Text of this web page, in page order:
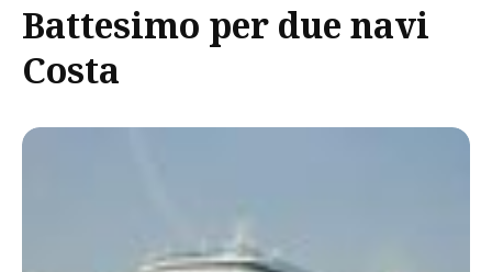
Battesimo per due navi
Costa